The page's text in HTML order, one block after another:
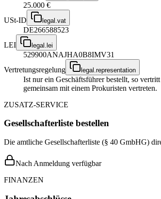
25.000 €
USt-ID
legal.vat
DE266588523
LEI
legal.lei
529900ANAJHA0B8IMV31
Vertretungsregelung
legal.representation
Ist nur ein Geschäftsführer bestellt, so
gemeinsam mit einem Prokuristen vertreten.
ZUSATZ-SERVICE
Gesellschafterliste bestellen
Die amtliche Gesellschafterliste (§ 40 GmbHG)
Nach Anmeldung verfügbar
FINANZEN